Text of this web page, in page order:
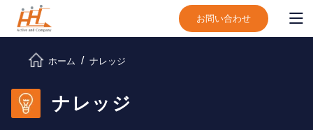
お問い合わせ
ホーム ナレッジ
ナレッジ